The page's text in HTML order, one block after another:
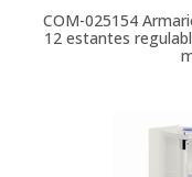
COM-025154
12 estantes